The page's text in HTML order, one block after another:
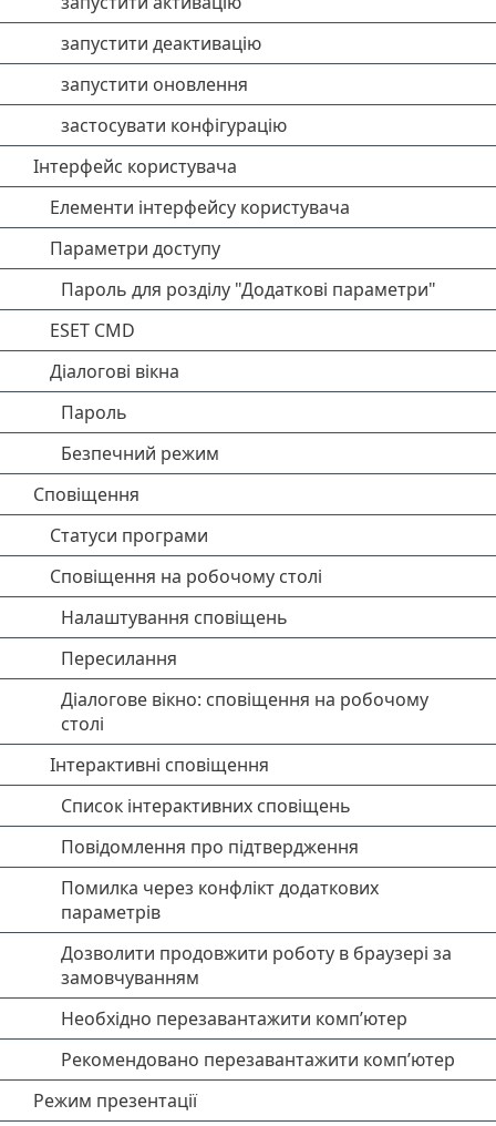
запустити деактивацію
запустити оновлення
застосувати конфігурацію
Інтерфейс користувача
Елементи інтерфейсу користувача
Параметри доступу
Пароль для розділу "Додаткові параметри"
ESET CMD
Діалогові вікна
Пароль
Безпечний режим
Сповіщення
Статуси програми
Сповіщення на робочому столі
Налаштування сповіщень
Пересилання
Діалогове вікно: сповіщення на робочому
столі
Інтерактивні сповіщення
Список інтерактивних сповіщень
Повідомлення про підтвердження
Помилка через конфлікт додаткових
параметрів
Дозволити продовжити роботу в браузері за
замовчуванням
Необхідно перезавантажити комп’ютер
Рекомендовано перезавантажити комп’ютер
Режим презентації